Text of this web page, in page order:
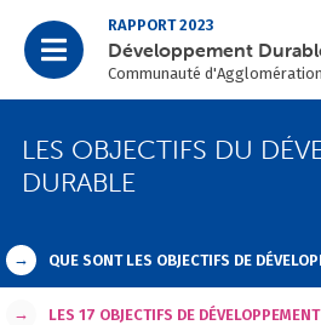
RAPPORT 2023
Développement
Communauté
LES OBJECTIFS DU
DURABLE
→ QUE SONT LES OBJECTIFS DE
→ LES 17 OBJECTIFS DE